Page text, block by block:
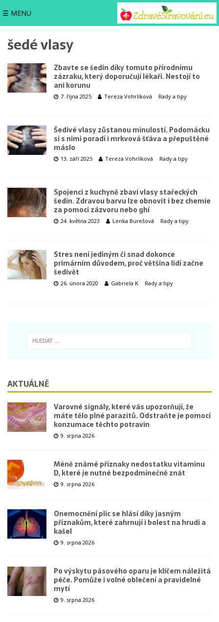
☰ MENU
šedé vlasy
Zbavte se šedin díky tomuto přírodnímu
zázraku, který doporučují lékaři. Nestojí to
ani korunu
7. října 2025 Tereza Vohrlíková Rady a tipy
Šedivé vlasy zůstanou minulostí. Podomácku
si s nimi poradí i mrkvová šťáva a přepuštěné
máslo
13. září 2025 Tereza Vohrlíková Rady a tipy
Spojenci z kuchyně zbaví vlasy stařeckých
šedin. Zdravou barvu lze obnovit i bez chemie
za pomoci zázvoru nebo ghí
24. května 2023 Lenka Burešová Rady a tipy
Stres není jediným či snad dokonce
primárním důvodem, proč většina lidí začne
šedivět
26. února 2020 Gabriela K Rady a tipy
AKTUÁLNĚ
Varovné signály, které vás upozorňují, že
máte tělo plné parazitů. Odstraňte je pomocí
konzumace těchto potravin
9. srpna 2026
Méně známé příznaky nedostatku vitaminu
D, které je nutné bezpodmínečně znát
9. srpna 2026
Onemocnění plic se hlásí díky jasným
příznakům, které zahrnují i bolest na hrudi a
kašel
9. srpna 2026
Po výskytu pásového oparu je klíčem náležitá
péče. Pomůže i volné oblečení a pravidelné
mytí
9. srpna 2026